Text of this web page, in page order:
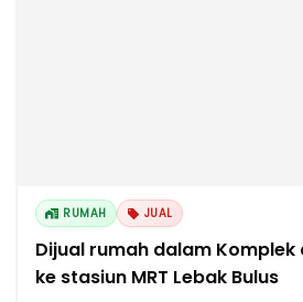
RUMAH JUAL
Dijual rumah dalam Komplek
ke stasiun MRT Lebak Bulus